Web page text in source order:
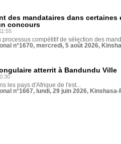
des mandataires dans
concours
processus compétitif de sélection des
n°1670, mercredi, 5 août 2026,
atterrit à Bandundu Ville
les pays d'Afrique de l'est...
n°1667, lundi, 29 juin 2026,